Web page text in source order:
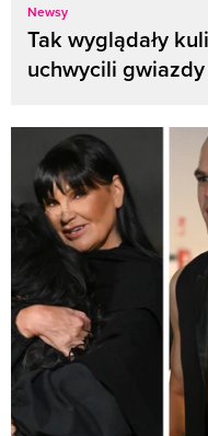
Newsy
Tak wyglądały
uchwycili